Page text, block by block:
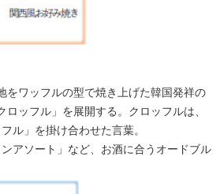
をワッフルの型で焼き上げた韓国発祥の
ロッフル」を展開する。クロッフルは、
ル」を掛け合わせた言葉。
アソート」など、お酒に合うオードブル